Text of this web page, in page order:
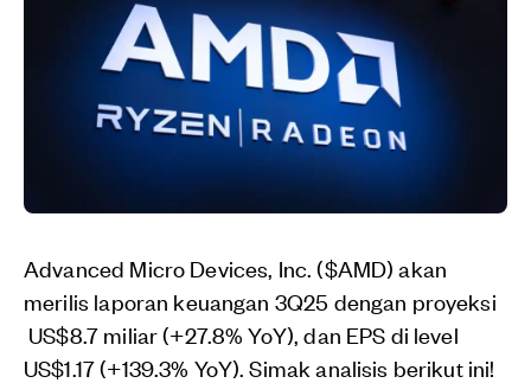
Advanced Micro Devices, Inc. ($AMD) akan
merilis laporan keuangan 3Q25 dengan proyeksi
US$8.7 miliar (+27.8% YoY), dan EPS di level
US$1.17 (+139.3% YoY). Simak analisis berikut ini!